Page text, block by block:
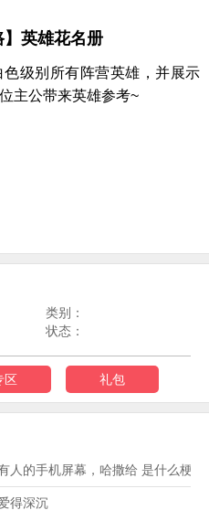
英雄花名册
级别所有阵营英雄，并展示
主公带来英雄参考~
类别：
状态：
区 礼包
人的手机屏幕，哈撒给 是什么梗？
得深沉